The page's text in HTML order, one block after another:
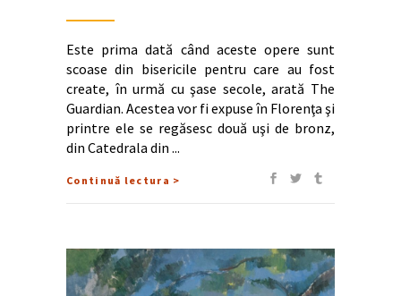
Este prima dată când aceste opere sunt
scoase din bisericile pentru care au fost
create, în urmă cu şase secole, arată The
Guardian. Acestea vor fi expuse în Florenţa şi
printre ele se regăsesc două uşi de bronz,
din Catedrala din
Continuă lectura >